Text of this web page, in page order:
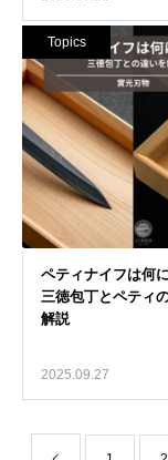
Topics
2025.09.27